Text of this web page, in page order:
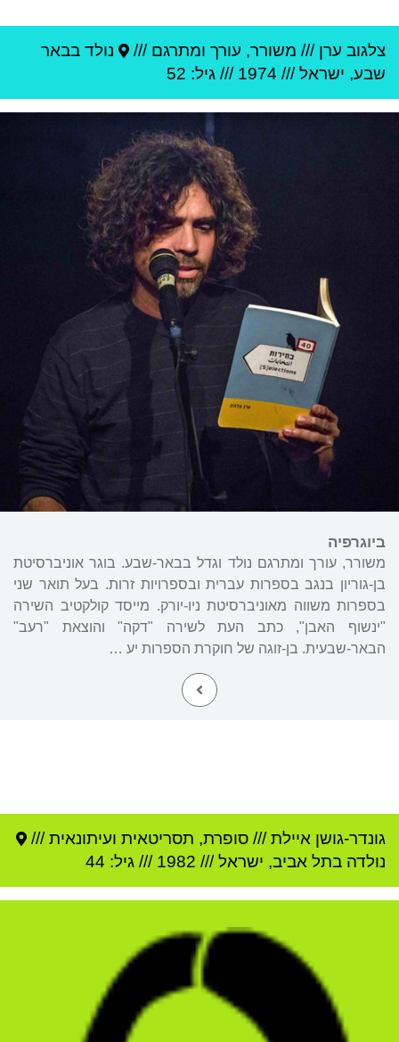
צלגוב ערן /// משורר, עורך ומתרגם /// נולד בבאר
שבע, ישראל///
1974 /// גיל: 52
ביוגרפיה
משורר, עורך ומתרגם נולד וגדל בבאר-שבע. בוגר אוניברסיטת
בן-גוריון בנגב בספרות עברית ובספרויות זרות. בעל תואר שני
בספרות משווה מאוניברסיטת ניו-יורק. מייסד קולקטיב השירה
"ינשוף האבן", כתב העת לשירה "דקה" והוצאת "רעב"
הבאר-שבעית. בן-זוגה של חוקרת הספרות יע …
גונדר-גושן איילת/// סופרת, תסריטאית ועיתונאית ///
נולדה בתל אביב, ישראל///
1982 /// גיל: 44